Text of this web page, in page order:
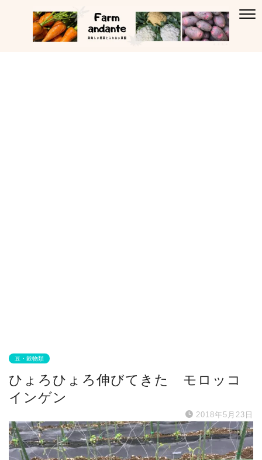
豆・穀物類
ひょろひょろ伸びてきた モロッコ
インゲン
2018年5月23日